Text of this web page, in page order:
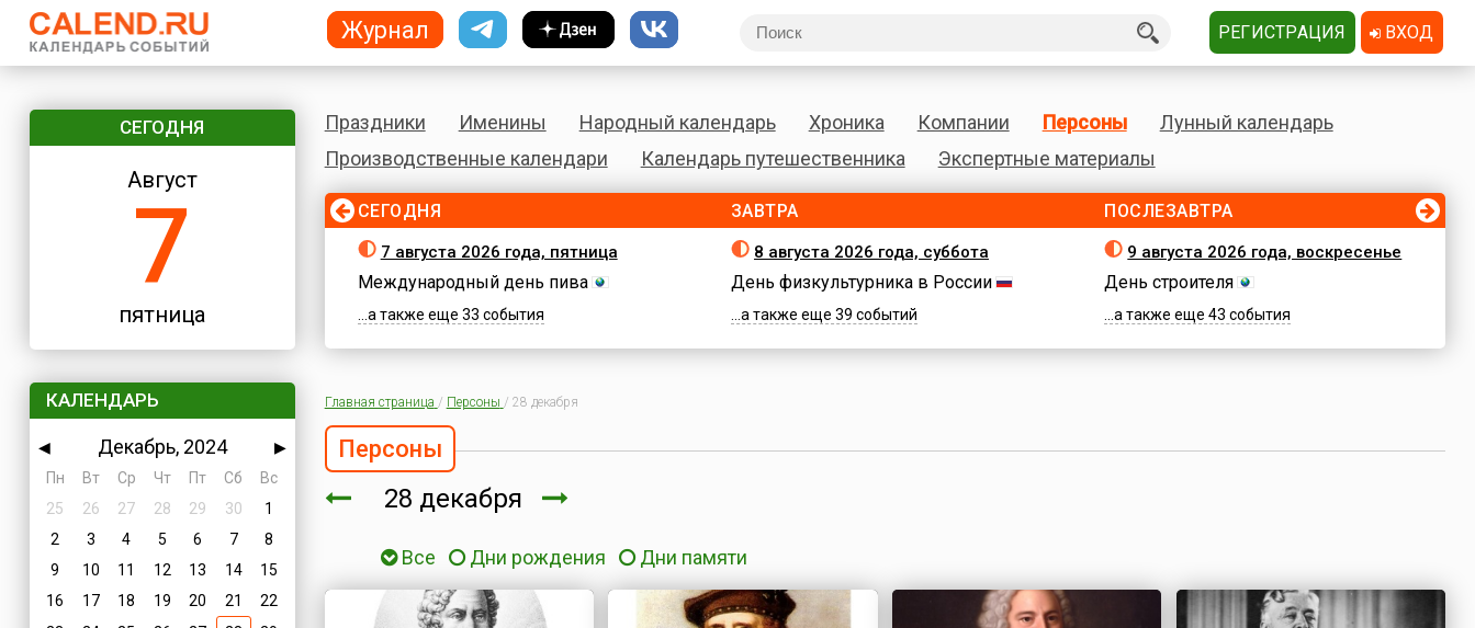
СЕГОДНЯ
Август
7
пятница
КАЛЕНДАРЬ
◀ Декабрь, 2024
▶
Пн
Вт Ср Чт Пт Сб
Вс
25
26 27 28 29 30
1
2
3 4 5 6 7
8
9
10 11 12 13 14
15
16
17 18 19 20 21
22
Праздники Именины Народный календарь Хроника Компании Персоны
Лунный календарь
Производственные календари
Календарь путешественника Экспертные материалы
СЕГОДНЯ
7 августа 2026 года, пятница
Международный день пива
...а также еще 33 события
ЗАВТРА
8 августа 2026 года, суббота
День физкультурника в России
...а также еще 39 событий
ПОСЛЕЗАВТРА
9 августа 2026 года, воскресенье
День строителя
...а также еще 43 события
Главная страница / Персоны / 28 декабря
Персоны
28 декабря
Все Дни рождения Дни памяти
Журнал РЕГИСТРАЦИЯ ВХОД